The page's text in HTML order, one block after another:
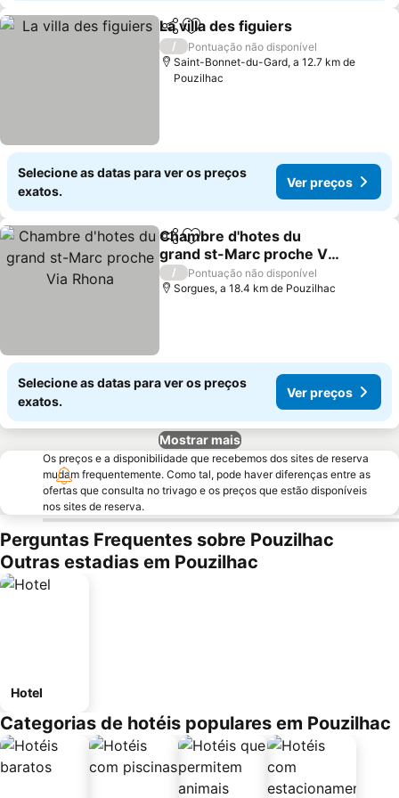
PartilharAdicionar aos favoritos
La villa des figuiers
/
Pontuação não disponível
Saint-Bonnet-du-Gard, a 12.7 km de
Pouzilhac
Selecione as datas para ver os preços
exatos.
Ver preços
PartilharAdicionar aos favoritos
Chambre d'hotes du
grand st-Marc proche Via
Rhona
/
Pontuação não disponível
Sorgues, a 18.4 km de Pouzilhac
Selecione as datas para ver os preços
exatos.
Ver preços
Mostrar mais
Os preços e a disponibilidade que recebemos dos sites de reserva
mudam frequentemente. Como tal, pode haver diferenças entre as
ofertas que consulta no trivago e os preços que estão disponíveis
nos sites de reserva.
Perguntas Frequentes sobre Pouzilhac
Outras estadias em Pouzilhac
Hotel
Categorias de hotéis populares em Pouzilhac